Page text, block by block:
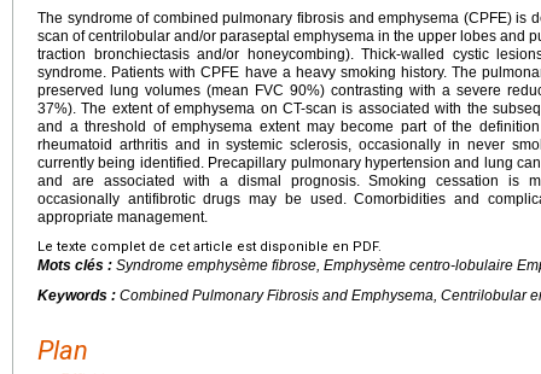
The syndrome of combined pulmonary fibrosis and emphysema (CPFE) is
scan of centrilobular and/or paraseptal emphysema in the upper lobes and
traction bronchiectasis and/or honeycombing). Thick-walled cystic
syndrome. Patients with CPFE have a heavy smoking history. The
preserved lung volumes (mean FVC 90%) contrasting with a severe
37%). The extent of emphysema on CT-scan is associated with the
and a threshold of emphysema extent may become part of the
rheumatoid arthritis and in systemic sclerosis, occasionally in never
currently being identified. Precapillary pulmonary hypertension and lung
and are associated with a dismal prognosis. Smoking cessation is
occasionally antifibrotic drugs may be used. Comorbidities and
appropriate management.
Le texte complet de cet article est disponible en PDF.
Mots clés : Syndrome emphysème fibrose, Emphysème centro-lobulaire
Keywords : Combined Pulmonary Fibrosis and Emphysema, Centrilobular
Plan